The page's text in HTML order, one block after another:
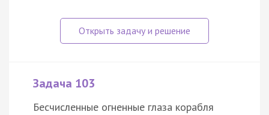
Задача 103
Бесчисленные огненные глаза корабля